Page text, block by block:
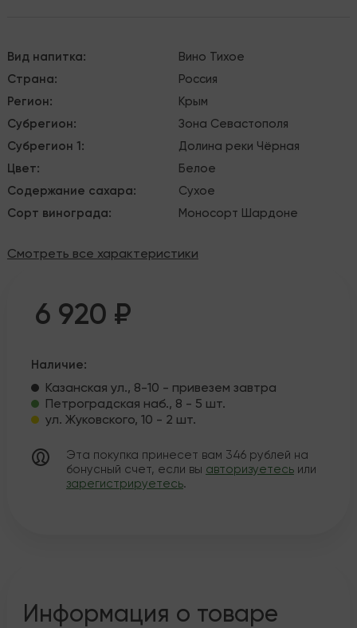
Вид напитка: Вино Тихое
Страна:
Россия
Регион:
Крым
Субрегион:
Зона Севастополя
Субрегион 1:
Долина реки Чёрная
Цвет:
Белое
Содержание сахара:
Сухое
Сорт винограда: Моносорт Шардоне
Смотреть все характеристики
6 920 ₽
Наличие:
Казанская ул., 8-10 - привезем завтра
Петроградская наб., 8 - 5 шт.
ул. Жуковского, 10 - 2 шт.
Эта покупка принесет вам 346 рублей на
бонусный счет, если вы авторизуетесь или
зарегистрируетесь.
Информация о товаре